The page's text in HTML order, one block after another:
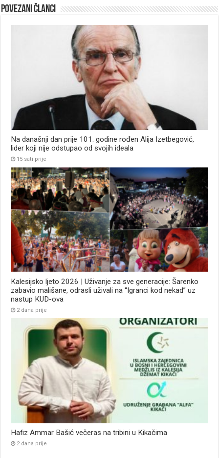
Povezani članci
Na današnji dan prije 101. godine rođen Alija Izetbegović,
lider koji nije odstupao od svojih ideala
15 sati prije
Kalesijsko ljeto 2026 | Uživanje za sve generacije: Šarenko
zabavio mališane, odrasli uživali na “Igranci kod nekad” uz
nastup KUD-ova
2 dana prije
Hafiz Ammar Bašić večeras na tribini u Kikačima
2 dana prije